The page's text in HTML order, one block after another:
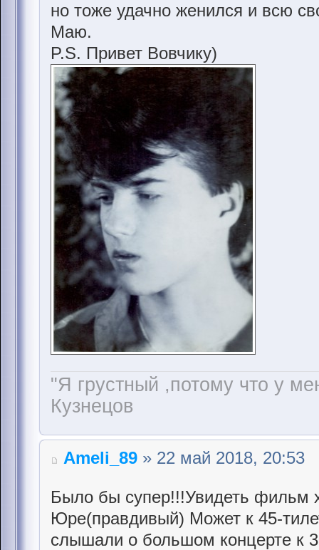
но тоже удачно женился и всю
Маю.
P.S. Привет Вовчику)
"Я грустный ,потому что у
Кузнецов
Ameli_89 » 22 май 2018, 20:53
Было бы супер!!!Увидеть фильм
Юре(правдивый) Может к 45-
слышали о большом концерте к